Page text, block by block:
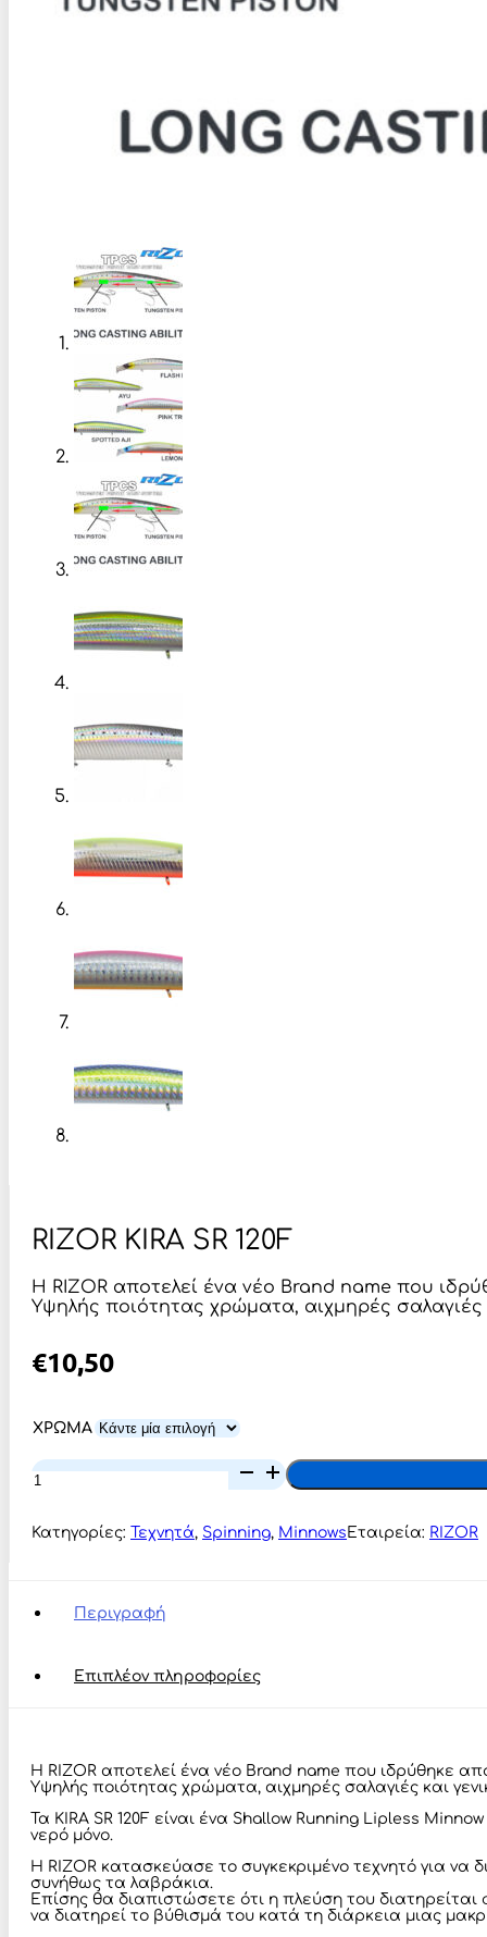
RIZOR KIRA SR 120F
H RIZOR αποτελεί ένα νέο Brand name που
Yψηλής ποιότητας χρώματα, αιχμηρές
€10,50
ΧΡΩΜΑ
RIZOR
KIRA
120F
ποσότητα
Κατηγορίες: Τεχνητά, Spinning, Minnows Εταιρεία: RIZOR
Περιγραφή
Επιπλέον πληροφορίες
H RIZOR αποτελεί ένα νέο Brand name που ιδρύθηκε
Yψηλής ποιότητας χρώματα, αιχμηρές σαλαγιές και
Τα KIRA SR 120F είναι ένα Shallow Running Lipless
νερό μόνο.
Η RIZOR κατασκεύασε το συγκεκριμένο τεχνητό για
συνήθως τα λαβράκια.
Επίσης θα διαπιστώσετε ότι η πλεύση του
να διατηρεί το βύθισμά του κατά τη διάρκεια μιας